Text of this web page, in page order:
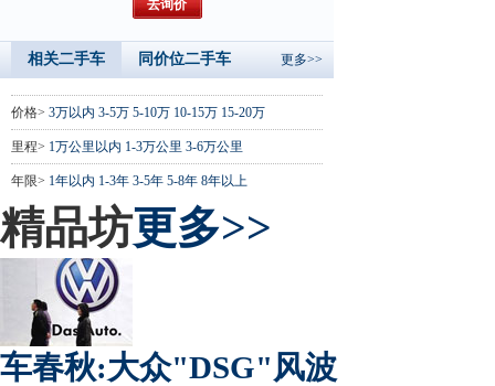
相关二手车 同价位二手车 更多>>
价格> 3万以内 3-5万 5-10万 10-15万 15-20万
里程> 1万公里以内 1-3万公里 3-6万公里
年限> 1年以内 1-3年 3-5年 5-8年 8年以上
精品坊更多>>
车春秋:大众"DSG"风波